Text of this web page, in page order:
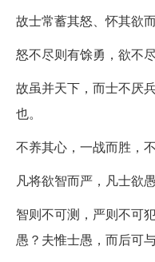
故士常蓄其怒、怀其欲而
怒不尽则有馀勇，欲不尽
故虽并天下，而士不厌
也。
不养其心，一战而胜，不
凡将欲智而严，凡士欲愚
智则不可测，严则不可
愚？夫惟士愚，而后可与